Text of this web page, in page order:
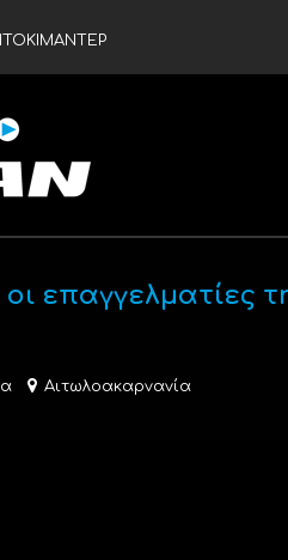
οι
Αιτωλοακαρνανία